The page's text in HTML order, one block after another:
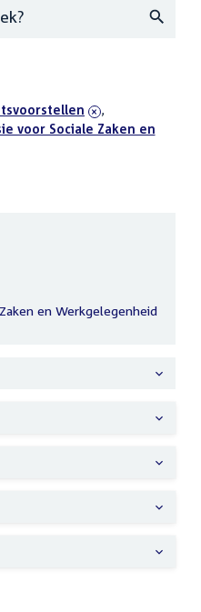
,
filter
voor Sociale Zaken en
en Werkgelegenheid